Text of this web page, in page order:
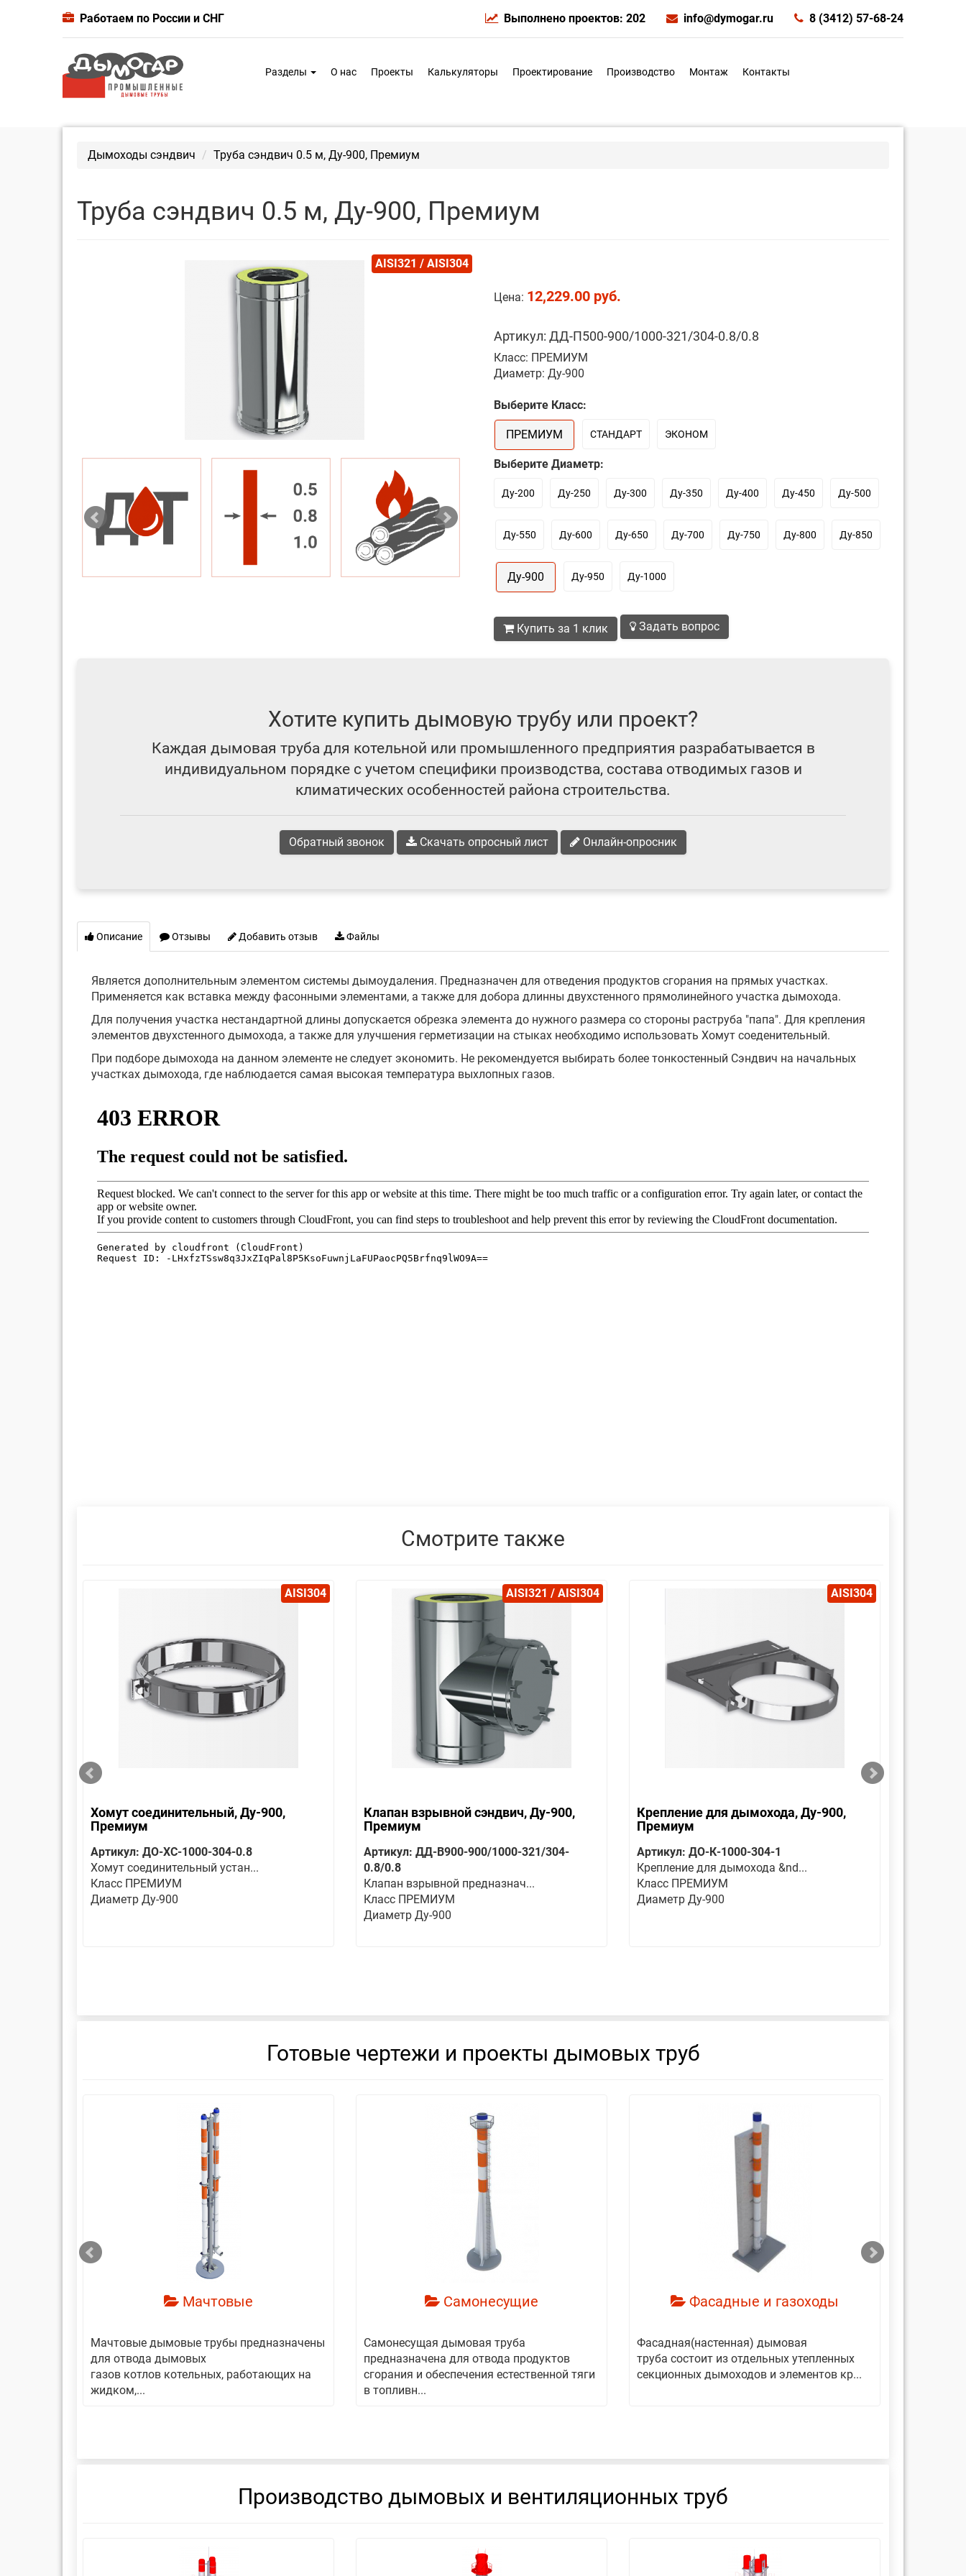
Работаем по России и СНГ Выполнено проектов: 202 info@dymogar.ru 8 (3412) 57-68-24
Разделы О нас Проекты Калькуляторы Проектирование Производство Монтаж Контакты
Дымоходы сэндвич Труба сэндвич 0.5 м, Ду-900, Премиум
Труба сэндвич 0.5 м, Ду-900, Премиум
AISI321 / AISI304
Цена: 12,229.00 руб.
Артикул: ДД-П500-900/1000-321/304-0.8/0.8
Класс: ПРЕМИУМ
Диаметр: Ду-900
Выберите Класс:
ПРЕМИУМ СТАНДАРТ ЭКОНОМ
Выберите Диаметр:
Ду-200 Ду-250 Ду-300 Ду-350 Ду-400 Ду-450 Ду-500
Ду-550 Ду-600 Ду-650 Ду-700 Ду-750 Ду-800 Ду-850
Ду-900 Ду-950 Ду-1000
Купить за 1 клик Задать вопрос
Хотите купить дымовую трубу или проект?
Каждая дымовая труба для котельной или промышленного предприятия разрабатывается в
индивидуальном порядке с учетом специфики производства, состава отводимых газов и
климатических особенностей района строительства.
Обратный звонок Скачать опросный лист Онлайн-опросник
Описание Отзывы Добавить отзыв Файлы
Является дополнительным элементом системы дымоудаления. Предназначен для отведения продуктов сгорания на прямых участках.
Применяется как вставка между фасонными элементами, а также для добора длинны двухстенного прямолинейного участка дымохода.
Для получения участка нестандартной длины допускается обрезка элемента до нужного размера со стороны раструба "папа". Для крепления
элементов двухстенного дымохода, а также для улучшения герметизации на стыках необходимо использовать Хомут соеденительный.
При подборе дымохода на данном элементе не следует экономить. Не рекомендуется выбирать более тонкостенный Сэндвич на начальных
участках дымохода, где наблюдается самая высокая температура выхлопных газов.
Смотрите также
AISI304
Хомут соединительный, Ду-900,
Премиум
Артикул: ДО-ХС-1000-304-0.8
Хомут соединительный устан...
Класс ПРЕМИУМ
Диаметр Ду-900
AISI321 / AISI304
Клапан взрывной сэндвич, Ду-900,
Премиум
Артикул: ДД-В900-900/1000-321/304-
0.8/0.8
Клапан взрывной предназнач...
Класс ПРЕМИУМ
Диаметр Ду-900
AISI304
Крепление для дымохода, Ду-900,
Премиум
Артикул: ДО-К-1000-304-1
Крепление для дымохода &nd...
Класс ПРЕМИУМ
Диаметр Ду-900
Готовые чертежи и проекты дымовых труб
Мачтовые
Мачтовые дымовые трубы предназначены
для отвода дымовых
газов котлов котельных, работающих на
жидком,...
Самонесущие
Самонесущая дымовая труба
предназначена для отвода продуктов
сгорания и обеспечения естественной тяги
в топливн...
Фасадные и газоходы
Фасадная(настенная) дымовая
труба состоит из отдельных утепленных
секционных дымоходов и элементов кр...
Производство дымовых и вентиляционных труб